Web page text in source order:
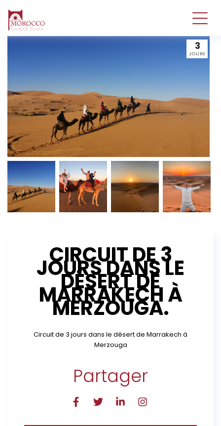
3
JOURS
CIRCUIT DE 3
JOURS DANS LE
DÉSERT DE
MARRAKECH À
MERZOUGA.
Circuit de 3 jours dans le désert de Marrakech à
Merzouga
Partager